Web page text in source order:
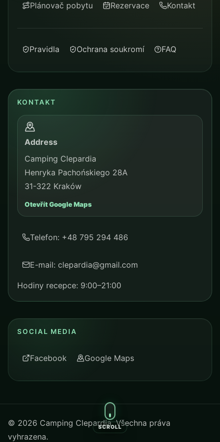
SCROLL
Plánovač pobytu Rezervace Kontakt
Pravidla Ochrana soukromí FAQ
KONTAKT
Address
Camping Clepardia
Henryka Pachońskiego 28A
31-322 Kraków
Otevřít Google Maps
Telefon: +48 795 294 486
E-mail: clepardia@gmail.com
Hodiny recepce: 9:00–21:00
SOCIAL MEDIA
Facebook Google Maps
© 2026 Camping Clepardia. Všechna práva
vyhrazena.